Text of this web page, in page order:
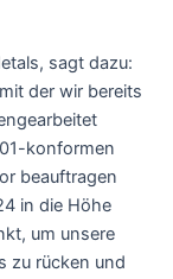
sagt dazu:
der wir bereits
konformen
beauftragen
in die Höhe
um unsere
zu rücken und